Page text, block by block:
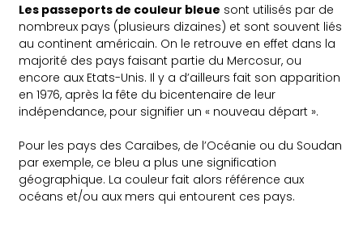
Les passeports de couleur bleue sont utilisés par de
nombreux pays (plusieurs dizaines) et sont souvent liés
au continent américain. On le retrouve en effet dans la
majorité des pays faisant partie du Mercosur, ou
encore aux Etats-Unis. Il y a d’ailleurs fait son apparition
en 1976, après la fête du bicentenaire de leur
indépendance, pour signifier un « nouveau départ ».
Pour les pays des Caraïbes, de l’Océanie ou du Soudan
par exemple, ce bleu a plus une signification
géographique. La couleur fait alors référence aux
océans et/ou aux mers qui entourent ces pays.